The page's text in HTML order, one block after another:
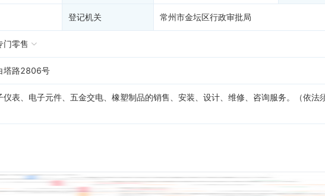
登记机关 常州市金坛区行政审批局
门零售
塔路2806号
仪表、电子元件、五金交电、橡塑制品的销售、安装、设计、维修、咨询服务。（依